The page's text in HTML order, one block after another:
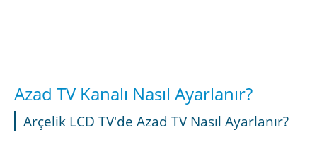
Azad TV Kanalı Nasıl Ayarlanır?
Arçelik LCD TV'de Azad TV Nasıl Ayarlanır?